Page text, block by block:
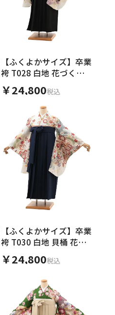
【ふくよかサイズ】卒業
袴 T028 白地 花づくし
×黒
￥24,800税込
【ふくよかサイズ】卒業
袴 T030 白地 貝桶 花づ
くし×紺
￥24,800税込